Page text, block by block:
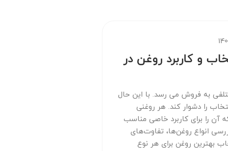
و کاربرد روغن در
به فروش می رسد. با این حال
را دشوار کند. هر روغنی
آن را برای کاربرد خاصی مناسب
انواع روغن‌ها، تفاوت‌های
بهترین روغن برای هر نوع